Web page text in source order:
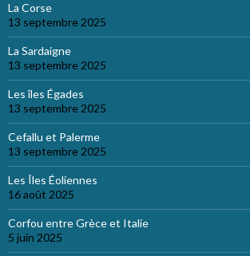
La Corse
13 septembre 2025
La Sardaigne
13 septembre 2025
Les îles Égades
13 septembre 2025
Cefallu et Palerme
13 septembre 2025
Les Îles Éoliennes
16 août 2025
Corfou entre Grèce et Italie
5 juin 2025